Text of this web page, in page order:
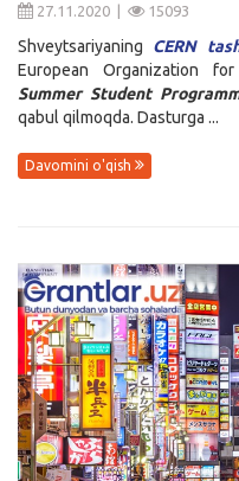
27.11.2020 | 15093
Shveytsariyaning CERN
European Organization
Summer Student
qabul qilmoqda. Dasturga ...
Davomini o'qish